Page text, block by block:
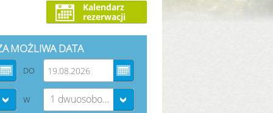
REJESTRACJA
Kalendarz
rezerwacji
MOŻLIWA DATA
DO
W 1 dwuosobowy pokój